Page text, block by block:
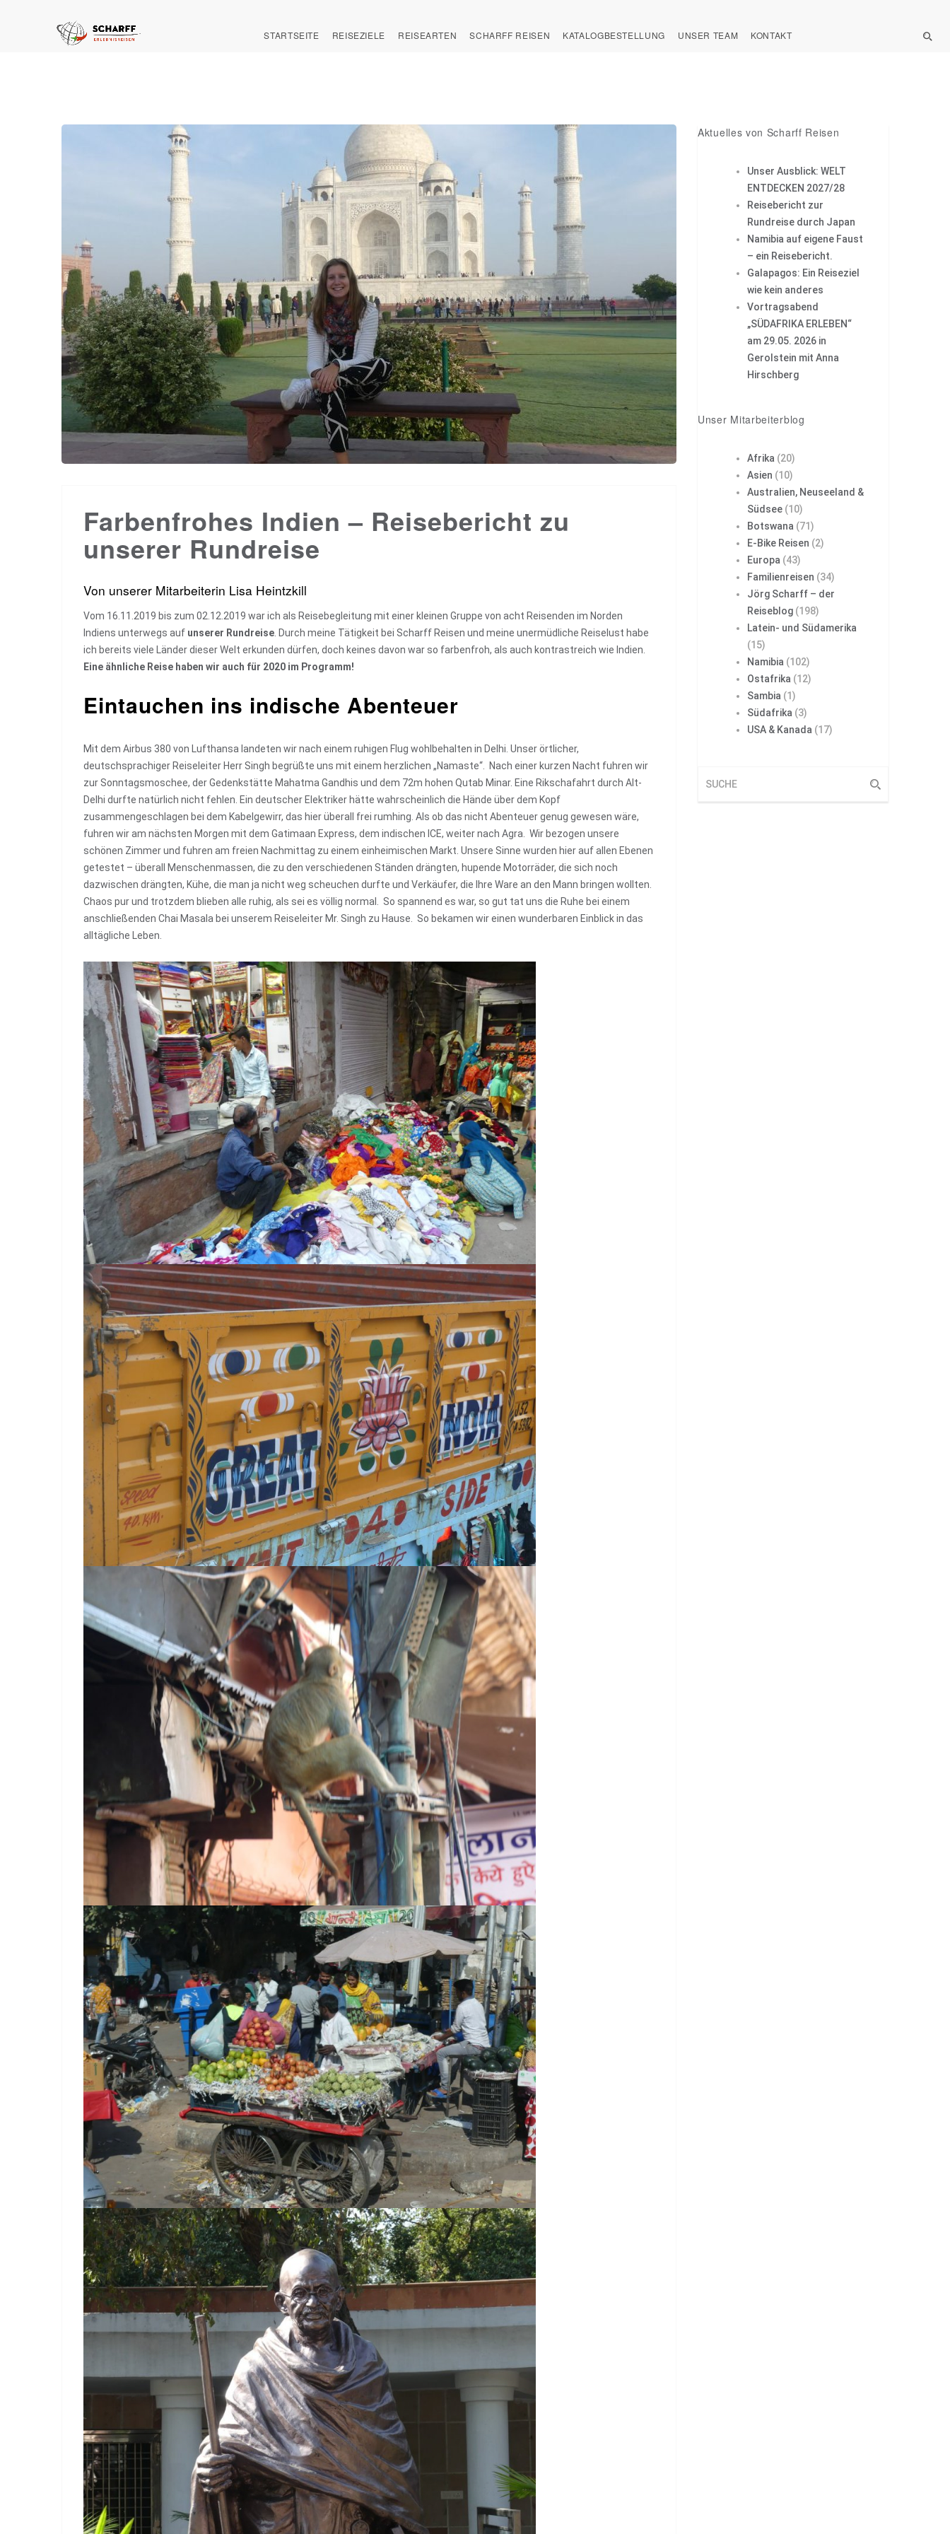
STARTSEITE REISEZIELE REISEARTEN SCHARFF REISEN KATALOGBESTELLUNG UNSER TEAM KONTAKT
Farbenfrohes Indien – Reisebericht zu
unserer Rundreise
Von unserer Mitarbeiterin Lisa Heintzkill
Vom 16.11.2019 bis zum 02.12.2019 war ich als Reisebegleitung mit einer kleinen Gruppe von acht Reisenden im Norden
Indiens unterwegs auf unserer Rundreise . Durch meine Tätigkeit bei Scharff Reisen und meine unermüdliche Reiselust habe
ich bereits viele Länder dieser Welt erkunden dürfen, doch keines davon war so farbenfroh, als auch kontrastreich wie Indien.
Eine ähnliche Reise haben wir auch für 2020 im Programm!
Eintauchen ins indische Abenteuer
Mit dem Airbus 380 von Lufthansa landeten wir nach einem ruhigen Flug wohlbehalten in Delhi. Unser örtlicher,
deutschsprachiger Reiseleiter Herr Singh begrüßte uns mit einem herzlichen „Namaste“. Nach einer kurzen Nacht fuhren wir
zur Sonntagsmoschee, der Gedenkstätte Mahatma Gandhis und dem 72m hohen Qutab Minar. Eine Rikschafahrt durch Alt-
Delhi durfte natürlich nicht fehlen. Ein deutscher Elektriker hätte wahrscheinlich die Hände über dem Kopf
zusammengeschlagen bei dem Kabelgewirr, das hier überall frei rumhing. Als ob das nicht Abenteuer genug gewesen wäre,
fuhren wir am nächsten Morgen mit dem Gatimaan Express, dem indischen ICE, weiter nach Agra. Wir bezogen unsere
schönen Zimmer und fuhren am freien Nachmittag zu einem einheimischen Markt. Unsere Sinne wurden hier auf allen Ebenen
getestet – überall Menschenmassen, die zu den verschiedenen Ständen drängten, hupende Motorräder, die sich noch
dazwischen drängten, Kühe, die man ja nicht weg scheuchen durfte und Verkäufer, die Ihre Ware an den Mann bringen wollten.
Chaos pur und trotzdem blieben alle ruhig, als sei es völlig normal. So spannend es war, so gut tat uns die Ruhe bei einem
anschließenden Chai Masala bei unserem Reiseleiter Mr. Singh zu Hause. So bekamen wir einen wunderbaren Einblick in das
alltägliche Leben.
Aktuelles von Scharff Reisen
Unser Ausblick: WELT
ENTDECKEN 2027/28
Reisebericht zur
Rundreise durch Japan
Namibia auf eigene Faust
– ein Reisebericht.
Galapagos: Ein Reiseziel
wie kein anderes
Vortragsabend
„SÜDAFRIKA ERLEBEN“
am 29.05. 2026 in
Gerolstein mit Anna
Hirschberg
Unser Mitarbeiterblog
Afrika (20)
Asien (10)
Australien, Neuseeland &
Südsee (10)
Botswana (71)
E-Bike Reisen (2)
Europa (43)
Familienreisen (34)
Jörg Scharff – der
Reiseblog (198)
Latein- und Südamerika
(15)
Namibia (102)
Ostafrika (12)
Sambia (1)
Südafrika (3)
USA & Kanada (17)